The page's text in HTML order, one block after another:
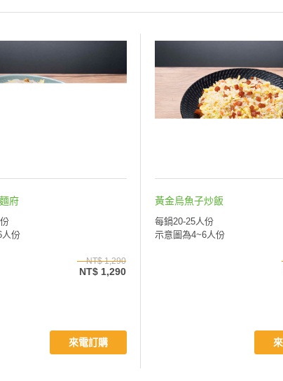
府
人份
NT$ 1,290
NT$ 1,290
來電訂購
黃金烏魚子炒飯
每鍋20-25人份
示意圖為4~6人份